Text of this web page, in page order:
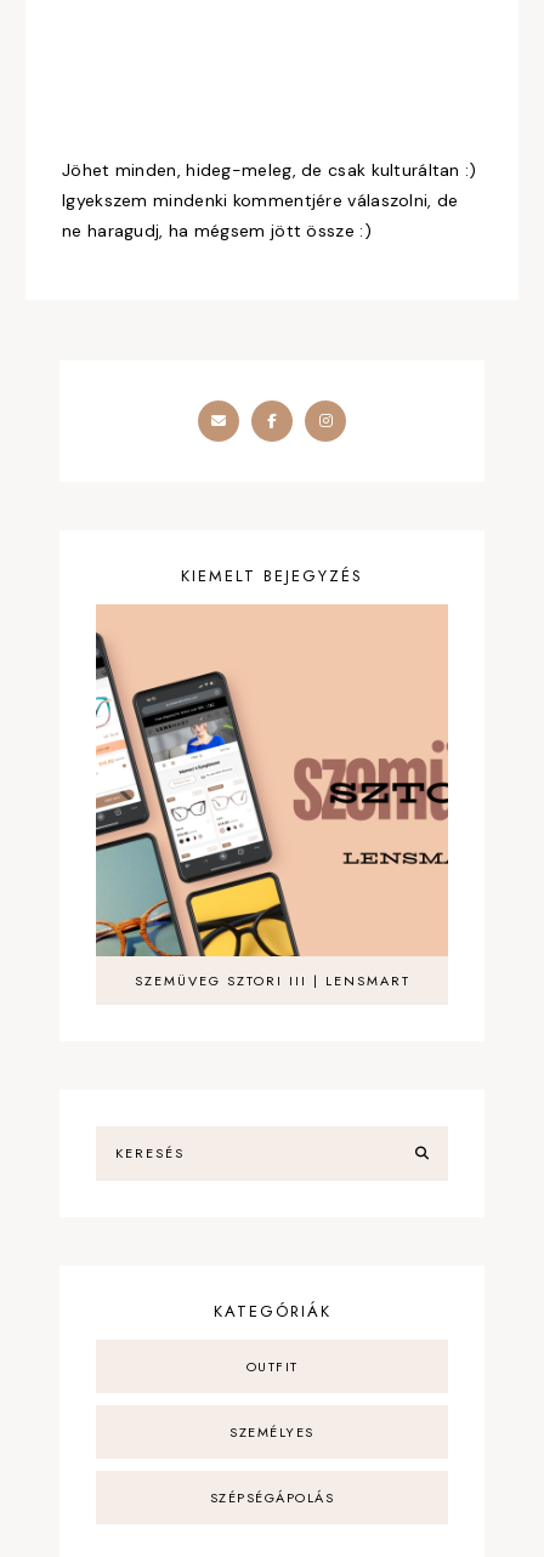
Jöhet minden, hideg-meleg, de csak kulturáltan :)
Igyekszem mindenki kommentjére válaszolni, de
ne haragudj, ha mégsem jött össze :)
KIEMELT BEJEGYZÉS
SZEMÜVEG SZTORI III | LENSMART
KATEGÓRIÁK
OUTFIT
SZEMÉLYES
SZÉPSÉGÁPOLÁS